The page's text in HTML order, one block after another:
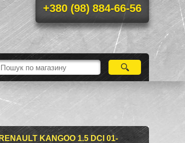
+380 (98) 884-66-56
KANGOO 1.5 DCI 01-